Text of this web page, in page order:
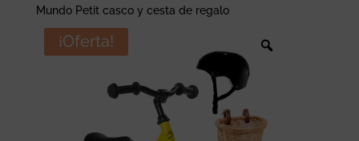
Mundo Petit casco y cesta de regalo
¡Oferta!